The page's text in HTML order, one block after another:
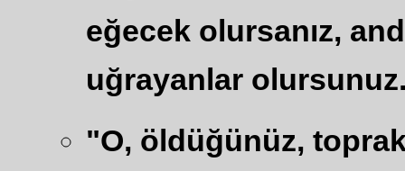
eğecek olursanız,
uğrayanlar
"O, öldüğünüz,